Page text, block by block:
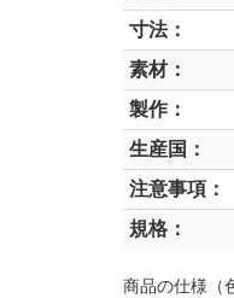
寸法：
素材：
製作：
生産国：
注意事項：
規格：
商品の仕様（